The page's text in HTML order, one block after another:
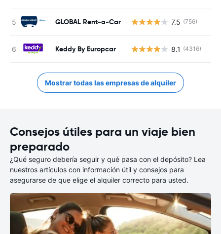
GLOBAL Rent-a-Car 7.5 (756)
Keddy By Europcar 8.1 (4316)
Mostrar todas las empresas de alquiler
Consejos útiles para un viaje bien
preparado
¿Qué seguro debería seguir y qué pasa con el depósito? Lea
nuestros artículos con información útil y consejos para
asegurarse de que elige el alquiler correcto para usted.